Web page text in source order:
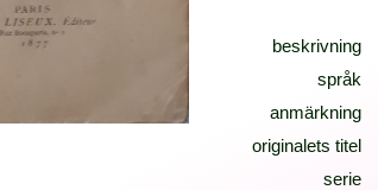
beskrivning
språk
anmärkning
originalets titel
serie